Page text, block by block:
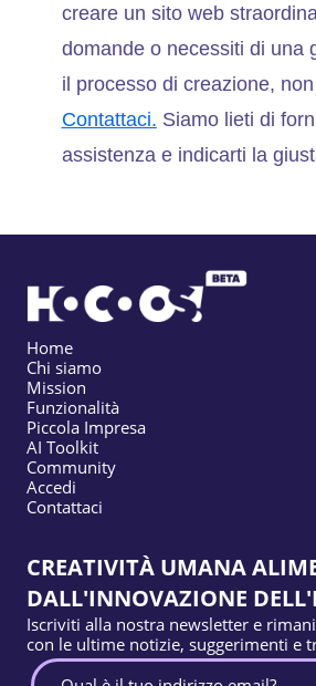
creare un sito web
domande o necessiti di una
il processo di creazione,
Contattaci. Siamo lieti di
assistenza e indicarti la
Home
Chi siamo
Mission
Funzionalità
Piccola Impresa
AI Toolkit
Community
Accedi
Contattaci
CREATIVITÀ UMANA
DALL'INNOVAZIONE
Iscriviti alla nostra newsletter e
con le ultime notizie, suggerimenti e